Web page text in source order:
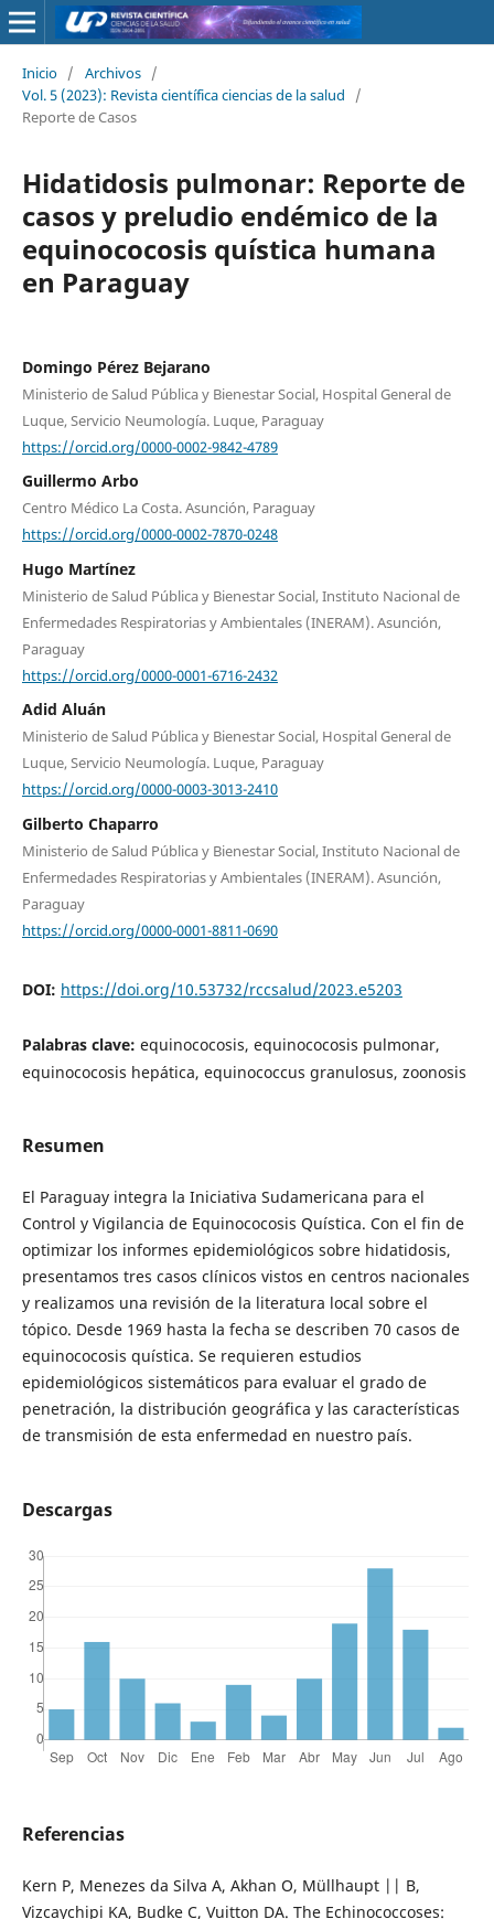
Inicio / Archivos /
Vol. 5 (2023): Revista científica ciencias de la salud
/
Reporte de Casos
Hidatidosis pulmonar: Reporte de
casos y preludio endémico de la
equinococosis quística humana
en Paraguay
Domingo Pérez Bejarano
Ministerio de Salud Pública y Bienestar Social, Hospital General de
Luque, Servicio Neumología. Luque, Paraguay
https://orcid.org/0000-0002-9842-4789
Guillermo Arbo
Centro Médico La Costa. Asunción, Paraguay
https://orcid.org/0000-0002-7870-0248
Hugo Martínez
Ministerio de Salud Pública y Bienestar Social, Instituto Nacional de
Enfermedades Respiratorias y Ambientales (INERAM). Asunción,
Paraguay
https://orcid.org/0000-0001-6716-2432
Adid Aluán
Ministerio de Salud Pública y Bienestar Social, Hospital General de
Luque, Servicio Neumología. Luque, Paraguay
https://orcid.org/0000-0003-3013-2410
Gilberto Chaparro
Ministerio de Salud Pública y Bienestar Social, Instituto Nacional de
Enfermedades Respiratorias y Ambientales (INERAM). Asunción,
Paraguay
https://orcid.org/0000-0001-8811-0690
DOI: https://doi.org/10.53732/rccsalud/2023.e5203
Palabras clave: equinococosis, equinococosis pulmonar,
equinococosis hepática, equinococcus granulosus, zoonosis
Resumen
El Paraguay integra la Iniciativa Sudamericana para el
Control y Vigilancia de Equinococosis Quística. Con el fin de
optimizar los informes epidemiológicos sobre hidatidosis,
presentamos tres casos clínicos vistos en centros nacionales
y realizamos una revisión de la literatura local sobre el
tópico. Desde 1969 hasta la fecha se describen 70 casos de
equinococosis quística. Se requieren estudios
epidemiológicos sistemáticos para evaluar el grado de
penetración, la distribución geográfica y las características
de transmisión de esta enfermedad en nuestro país.
Descargas
Referencias
Kern P, Menezes da Silva A, Akhan O, Müllhaupt || B,
Vizcaychipi KA, Budke C, Vuitton DA. The Echinococcoses: